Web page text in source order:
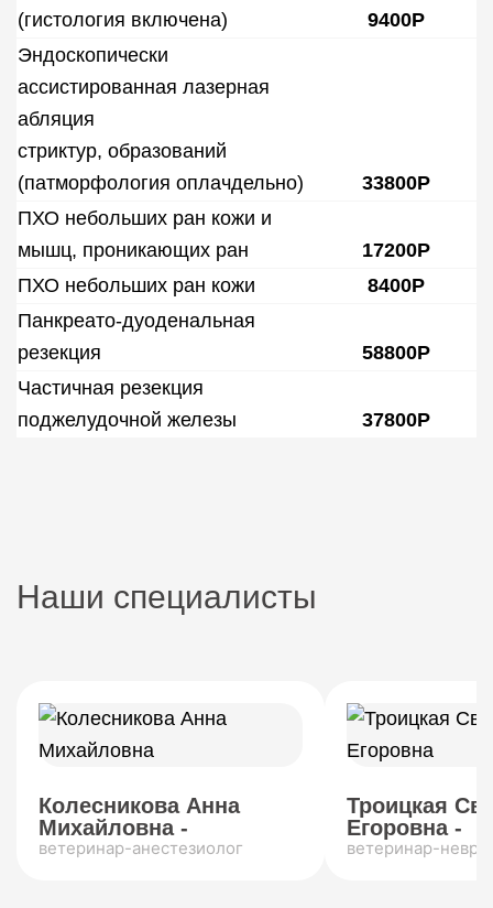
(гистология включена)
9400Р
Эндоскопически
ассистированная лазерная
абляция
стриктур, образований
(патморфология оплачдельно)
33800Р
ПХО небольших ран кожи и
мышц, проникающих ран
17200Р
ПХО небольших ран кожи
8400Р
Панкреато-дуоденальная
резекция
58800Р
Частичная резекция
поджелудочной железы
37800Р
Наши специалисты
Колесникова Анна
Михайловна -
ветеринар-анестезиолог
Троицкая
Егоровна -
ветеринар-